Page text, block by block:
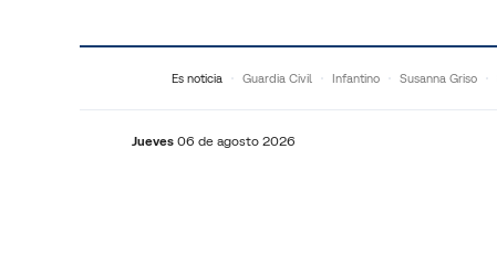
Es noticia Guardia Civil Infantino Susanna Griso
Jueves 06 de agosto 2026